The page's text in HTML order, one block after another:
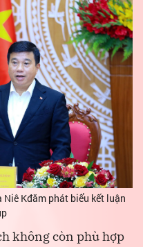
Kđăm phát biểu kết luận
không còn phù hợp